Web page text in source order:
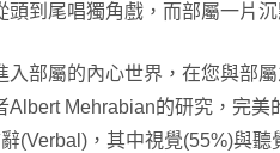
到尾唱獨角戲，而部屬一片
入部屬的內心世界，在您與部
Albert Mehrabian的研究，完
(Verbal)，其中視覺(55%)與